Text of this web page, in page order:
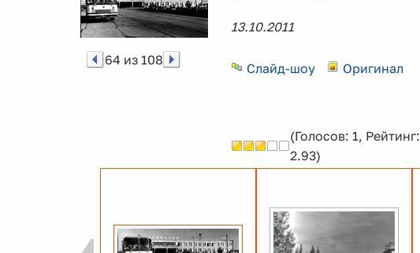
64 из 108
13.10.2011
Слайд-шоу Оригинал
(Голосов: 1, Рейтинг:
2.93)